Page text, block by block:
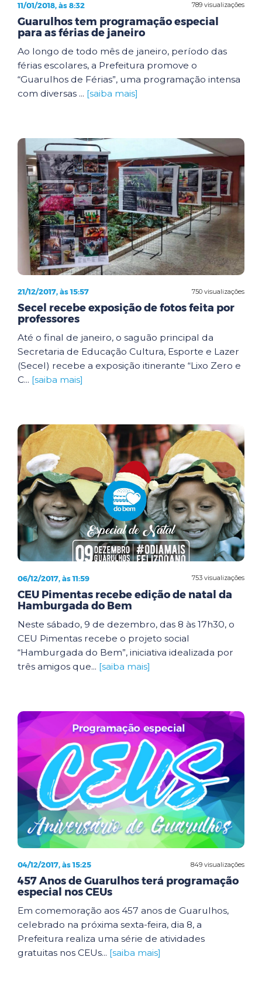
789 visualizações
11/01/2018, às 8:32
Guarulhos tem programação especial
para as férias de janeiro
Ao longo de todo mês de janeiro, período das
férias escolares, a Prefeitura promove o
“Guarulhos de Férias”, uma programação intensa
com diversas ... [saiba mais]
750 visualizações
21/12/2017, às 15:57
Secel recebe exposição de fotos feita por
professores
Até o final de janeiro, o saguão principal da
Secretaria de Educação Cultura, Esporte e Lazer
(Secel) recebe a exposição itinerante “Lixo Zero e
C... [saiba mais]
753 visualizações
06/12/2017, às 11:59
CEU Pimentas recebe edição de natal da
Hamburgada do Bem
Neste sábado, 9 de dezembro, das 8 às 17h30, o
CEU Pimentas recebe o projeto social
“Hamburgada do Bem”, iniciativa idealizada por
três amigos que... [saiba mais]
849 visualizações
04/12/2017, às 15:25
457 Anos de Guarulhos terá programação
especial nos CEUs
Em comemoração aos 457 anos de Guarulhos,
celebrado na próxima sexta-feira, dia 8, a
Prefeitura realiza uma série de atividades
gratuitas nos CEUs... [saiba mais]